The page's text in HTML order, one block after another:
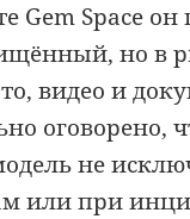
Gem Space он
но в
видео и
оговорено,
не
или при